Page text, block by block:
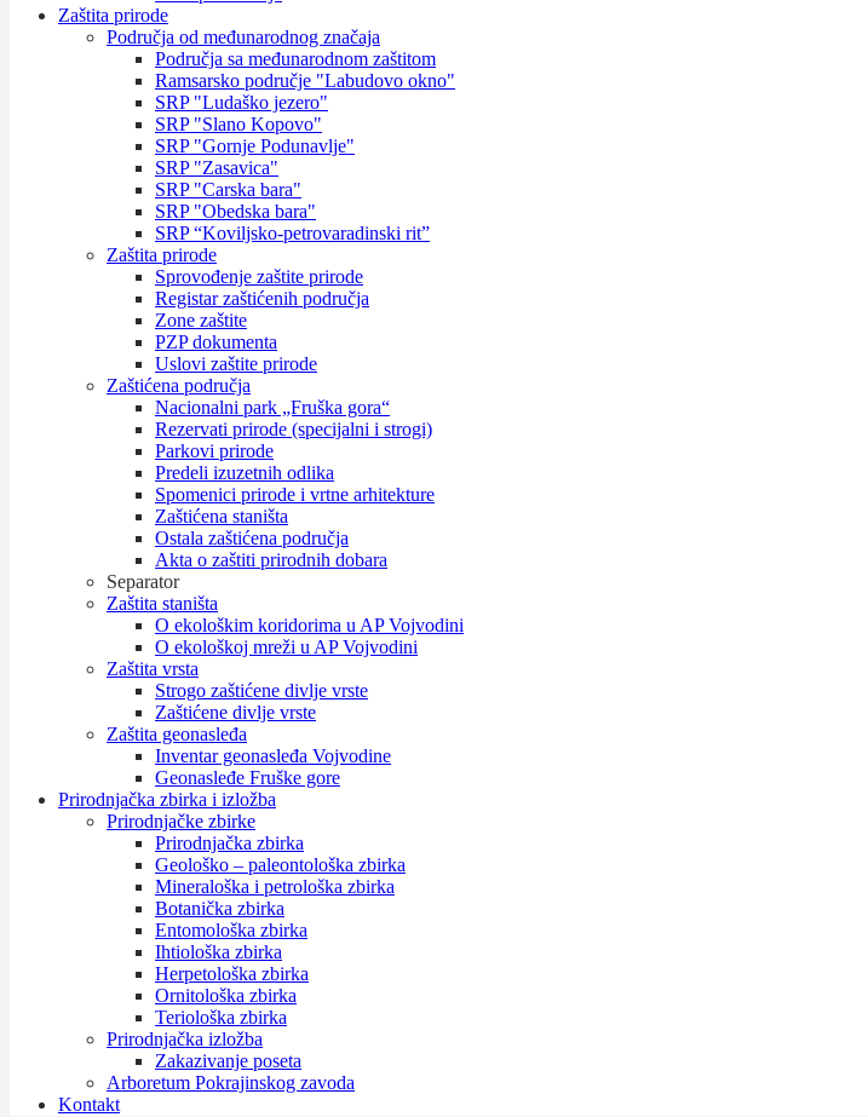
Zaštita prirode
Područja od međunarodnog značaja
Područja sa međunarodnom zaštitom
Ramsarsko područje "Labudovo okno"
SRP "Ludaško jezero"
SRP "Slano Kopovo"
SRP "Gornje Podunavlje"
SRP "Zasavica"
SRP "Carska bara"
SRP "Obedska bara"
SRP “Koviljsko-petrovaradinski rit”
Zaštita prirode
Sprovođenje zaštite prirode
Registar zaštićenih područja
Zone zaštite
PZP dokumenta
Uslovi zaštite prirode
Zaštićena područja
Nacionalni park „Fruška gora“
Rezervati prirode (specijalni i strogi)
Parkovi prirode
Predeli izuzetnih odlika
Spomenici prirode i vrtne arhitekture
Zaštićena staništa
Ostala zaštićena područja
Akta o zaštiti prirodnih dobara
Separator
Zaštita staništa
O ekološkim koridorima u AP Vojvodini
O ekološkoj mreži u AP Vojvodini
Zaštita vrsta
Strogo zaštićene divlje vrste
Zaštićene divlje vrste
Zaštita geonasleđa
Inventar geonasleđa Vojvodine
Geonasleđe Fruške gore
Prirodnjačka zbirka i izložba
Prirodnjačke zbirke
Prirodnjačka zbirka
Geološko – paleontološka zbirka
Mineraloška i petrološka zbirka
Botanička zbirka
Entomološka zbirka
Ihtiološka zbirka
Herpetološka zbirka
Ornitološka zbirka
Teriološka zbirka
Prirodnjačka izložba
Zakazivanje poseta
Arboretum Pokrajinskog zavoda
Kontakt